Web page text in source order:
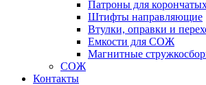
Патроны для
Штифты направляющие
Втулки, оправки и
Емкости для СОЖ
Магнитные
СОЖ
Контакты